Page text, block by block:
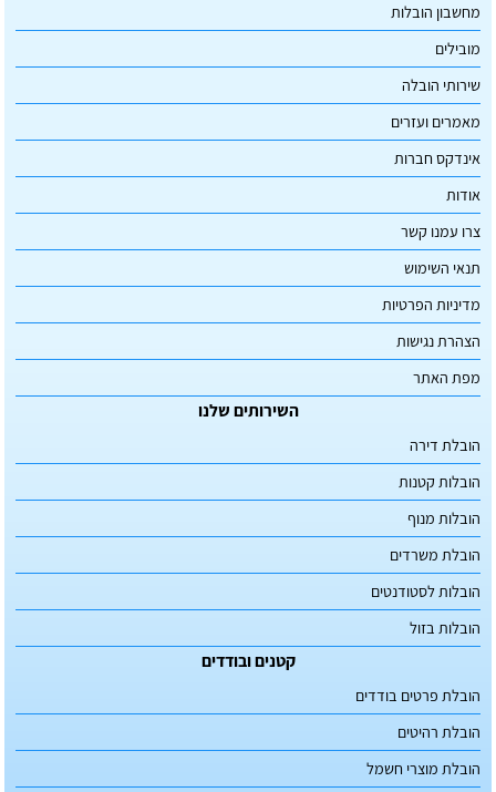
מחשבון הובלות
מובילים
שירותי הובלה
מאמרים ועזרים
אינדקס חברות
אודות
צרו עמנו קשר
תנאי השימוש
מדיניות הפרטיות
הצהרת נגישות
מפת האתר
השירותים שלנו
הובלת דירה
הובלות קטנות
הובלות מנוף
הובלת משרדים
הובלות לסטודנטים
הובלות בזול
קטנים ובודדים
הובלת פרטים בודדים
הובלת רהיטים
הובלת מוצרי חשמל